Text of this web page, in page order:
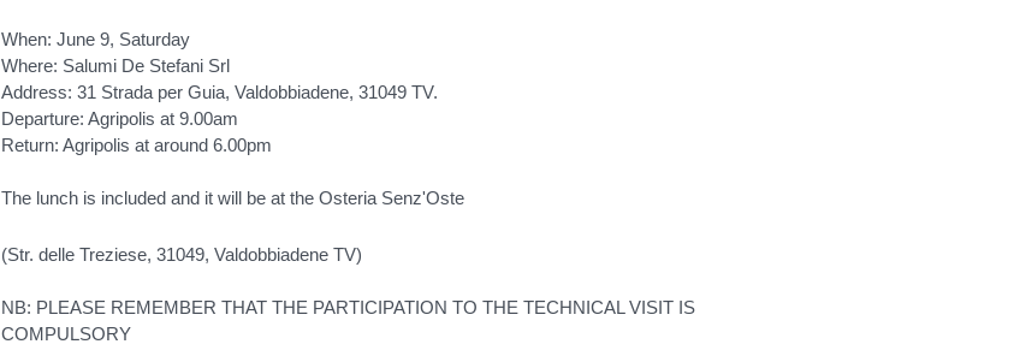
When: June 9, Saturday
Where: Salumi De Stefani Srl
Address: 31 Strada per Guia, Valdobbiadene, 31049 TV.
Departure: Agripolis at 9.00am
Return: Agripolis at around 6.00pm
The lunch is included and it will be at the Osteria Senz'Oste
(Str. delle Treziese, 31049, Valdobbiadene TV)
NB: PLEASE REMEMBER THAT THE PARTICIPATION TO THE TECHNICAL VISIT IS
COMPULSORY